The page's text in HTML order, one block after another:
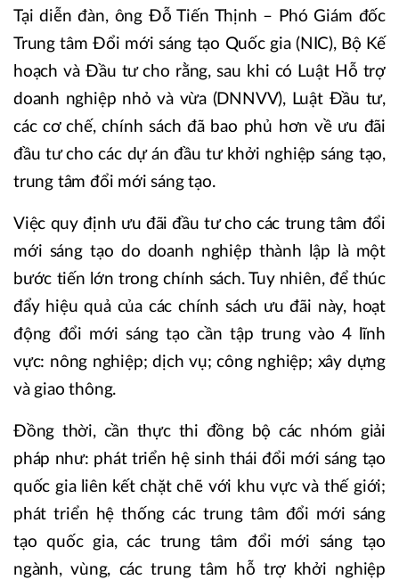
Tại diễn đàn, ông Đỗ Tiến Thịnh – Phó Giám đốc
Trung tâm Đổi mới sáng tạo Quốc gia (NIC), Bộ Kế
hoạch và Đầu tư cho rằng, sau khi có Luật Hỗ trợ
doanh nghiệp nhỏ và vừa (DNNVV), Luật Đầu tư,
các cơ chế, chính sách đã bao phủ hơn về ưu đãi
đầu tư cho các dự án đầu tư khởi nghiệp sáng tạo,
trung tâm đổi mới sáng tạo.
Việc quy định ưu đãi đầu tư cho các trung tâm đổi
mới sáng tạo do doanh nghiệp thành lập là một
bước tiến lớn trong chính sách. Tuy nhiên, để thúc
đẩy hiệu quả của các chính sách ưu đãi này, hoạt
động đổi mới sáng tạo cần tập trung vào 4 lĩnh
vực: nông nghiệp; dịch vụ; công nghiệp; xây dựng
và giao thông.
Đồng thời, cần thực thi đồng bộ các nhóm giải
pháp như: phát triển hệ sinh thái đổi mới sáng tạo
quốc gia liên kết chặt chẽ với khu vực và thế giới;
phát triển hệ thống các trung tâm đổi mới sáng
tạo quốc gia, các trung tâm đổi mới sáng tạo
ngành, vùng, các trung tâm hỗ trợ khởi nghiệp